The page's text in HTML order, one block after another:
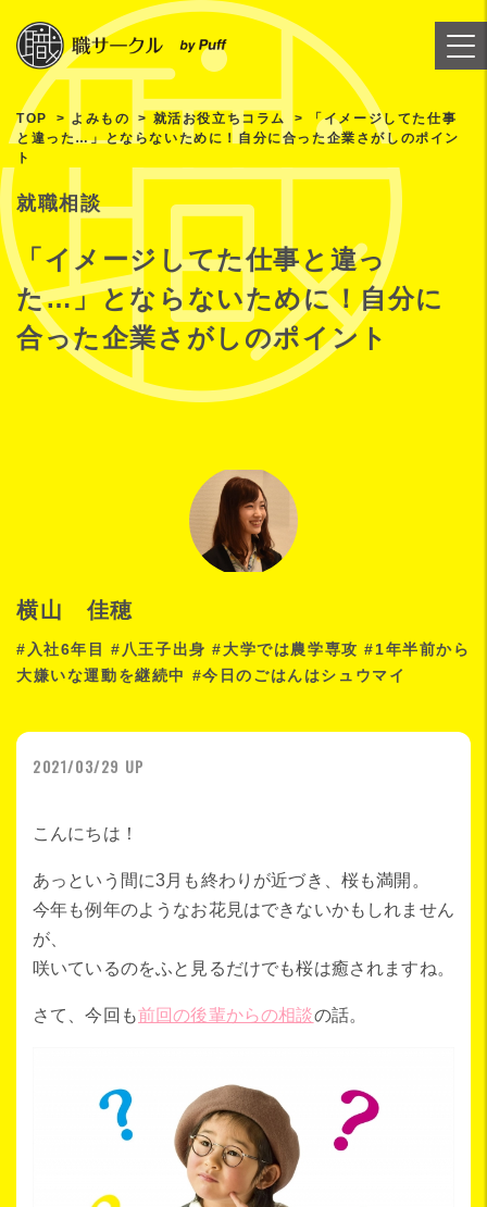
TOP よみもの 就活お役立ちコラム
「イメージしてた仕事
と違った…」とならないために！自分に合った企業さがしのポイン
ト
就職相談
「イメージしてた仕事と違っ
た…」とならないために！自分に
合った企業さがしのポイント
横山 佳穂
#入社6年目 #八王子出身 #大学では農学専攻 #1年半前から
大嫌いな運動を継続中 #今日のごはんはシュウマイ
2021/03/29 UP
こんにちは！
あっという間に3月も終わりが近づき、桜も満開。
今年も例年のようなお花見はできないかもしれません
が、
咲いているのをふと見るだけでも桜は癒されますね。
さて、今回も前回の後輩からの相談の話。